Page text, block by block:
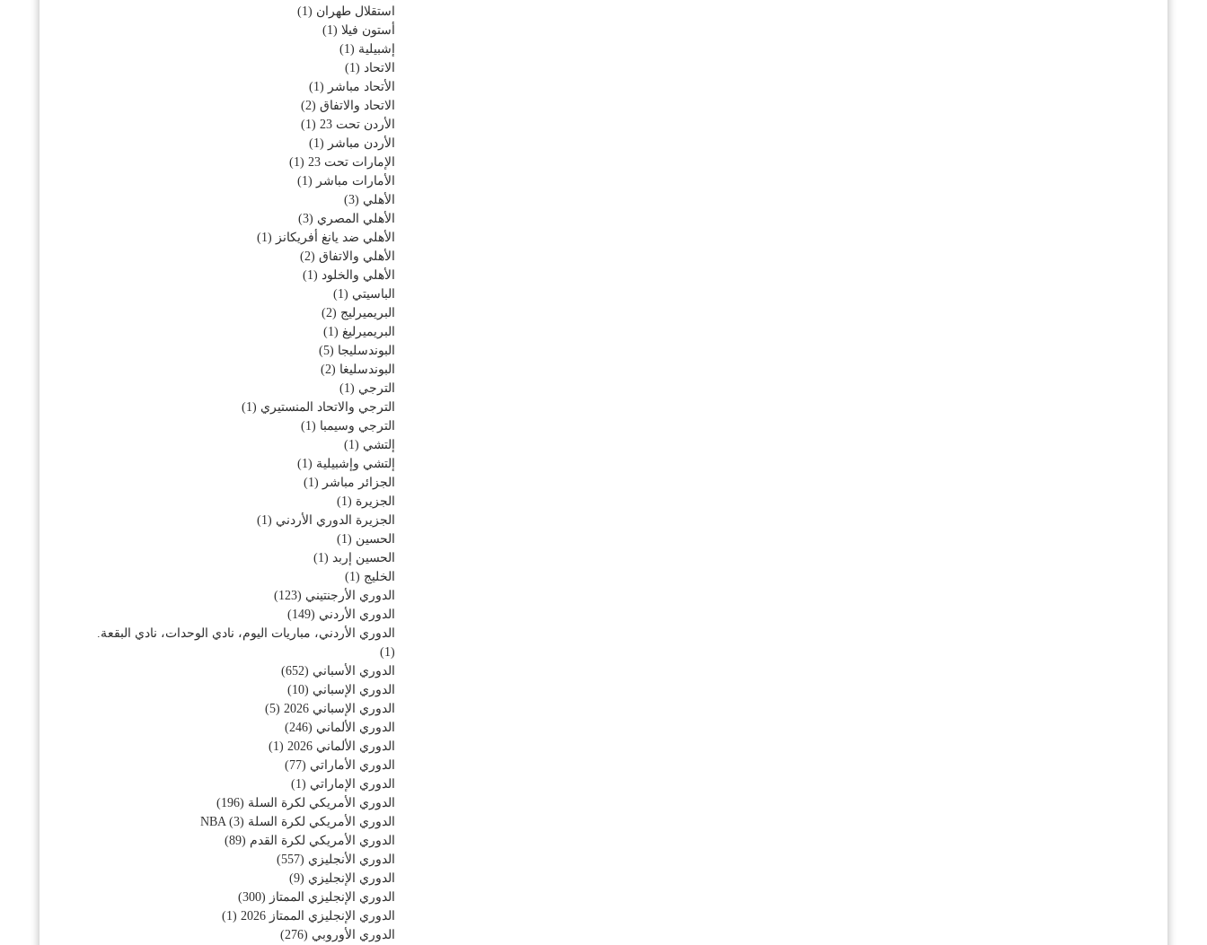
استقلال طهران (1)
أستون فيلا (1)
إشبيلية (1)
الاتحاد (1)
الأتحاد مباشر (1)
الاتحاد والاتفاق (2)
الأردن تحت 23
(1)
الأردن مباشر (1)
الإمارات تحت 23
(1)
الأمارات مباشر (1)
الأهلي (3)
الأهلي المصري (3)
الأهلي ضد يانغ أفريكانز (1)
الأهلي والاتفاق (2)
الأهلي والخلود (1)
الباسيتي (1)
البريميرليج (2)
البريميرليغ (1)
البوندسليجا (5)
البوندسليغا (2)
الترجي (1)
الترجي والاتحاد المنستيري (1)
الترجي وسيمبا (1)
إلتشي (1)
إلتشي وإشبيلية (1)
الجزائر مباشر (1)
الجزيرة (1)
الجزيرة الدوري الأردني (1)
الحسين (1)
الحسين إربد (1)
الخليج (1)
الدوري الأرجنتيني (123)
الدوري الأردني (149)
الدوري الأردني، مباريات اليوم، نادي الوحدات، نادي البقعة.
(1)
الدوري الأسباني (652)
الدوري الإسباني (10)
الدوري الإسباني 2026
(5)
الدوري الألماني (246)
الدوري الألماني 2026
(1)
الدوري الأماراتي (77)
الدوري الإماراتي (1)
الدوري الأمريكي لكرة السلة (196)
الدوري الأمريكي لكرة السلة NBA (3)
الدوري الأمريكي لكرة القدم (89)
الدوري الأنجليزي (557)
الدوري الإنجليزي (9)
الدوري الإنجليزي الممتاز (300)
الدوري الإنجليزي الممتاز 2026
(1)
الدوري الأوروبي (276)